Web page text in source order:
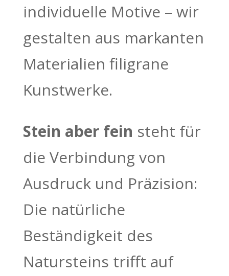
individuelle Motive – wir
gestalten aus markanten
Materialien filigrane
Kunstwerke.
Stein aber fein steht für
die Verbindung von
Ausdruck und Präzision:
Die natürliche
Beständigkeit des
Natursteins trifft auf